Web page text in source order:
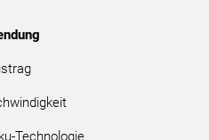
Technologie